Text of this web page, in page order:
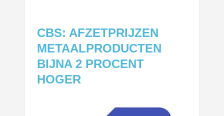
CBS: AFZETPRIJZEN
METAALPRODUCTEN
BIJNA 2 PROCENT
HOGER